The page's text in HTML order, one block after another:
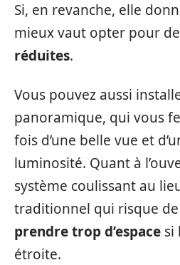
Si, en revanche, elle
mieux vaut opter pour
réduites.
Vous pouvez aussi
panoramique, qui vous
fois d’une belle vue et
luminosité. Quant à
système coulissant au
traditionnel qui risque
prendre trop d’espace si
étroite.